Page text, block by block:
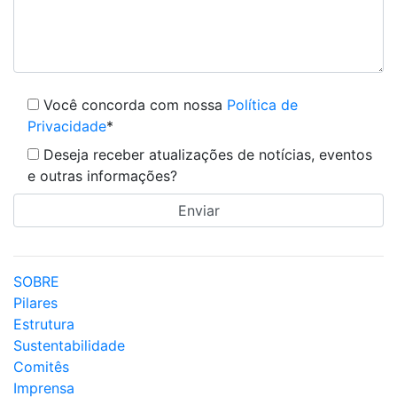
Você concorda com nossa Política de
Privacidade*
Deseja receber atualizações de notícias, eventos
e outras informações?
SOBRE
Pilares
Estrutura
Sustentabilidade
Comitês
Imprensa